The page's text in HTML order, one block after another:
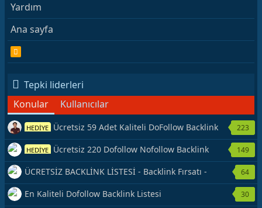
Yardım
Ana sayfa
S
Tepki liderleri
Konular
Kullanıcılar
HEDİYE Ücretsiz 59 Adet Kaliteli DoFollow Backlink
Kaynağı Veriyorum.
223
HEDİYE Ücretsiz 220 Dofollow Nofollow Backlink
Veriyorum
149
ÜCRETSİZ BACKLİNK LİSTESİ - Backlink Fırsatı -
Hemen Yetiş!
64
En Kaliteli Dofollow Backlink Listesi 30